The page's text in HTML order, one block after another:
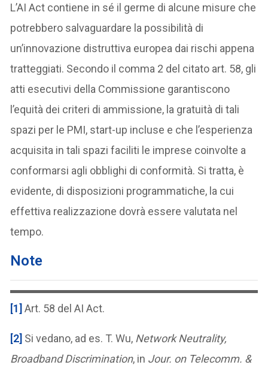
L’AI Act contiene in sé il germe di alcune misure che
potrebbero salvaguardare la possibilità di
un’innovazione distruttiva europea dai rischi appena
tratteggiati. Secondo il comma 2 del citato art. 58, gli
atti esecutivi della Commissione garantiscono
l’equità dei criteri di ammissione, la gratuità di tali
spazi per le PMI, start-up incluse e che l’esperienza
acquisita in tali spazi faciliti le imprese coinvolte a
conformarsi agli obblighi di conformità. Si tratta, è
evidente, di disposizioni programmatiche, la cui
effettiva realizzazione dovrà essere valutata nel
tempo.
Note
[1] Art. 58 del AI Act.
[2] Si vedano, ad es. T. Wu, Network Neutrality,
Broadband Discrimination, in Jour. on Telecomm. &